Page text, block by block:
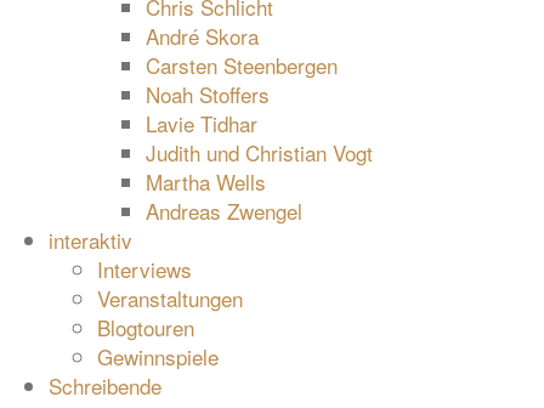
Chris Schlicht
André Skora
Carsten Steenbergen
Noah Stoffers
Lavie Tidhar
Judith und Christian Vogt
Martha Wells
Andreas Zwengel
interaktiv
Interviews
Veranstaltungen
Blogtouren
Gewinnspiele
Schreibende